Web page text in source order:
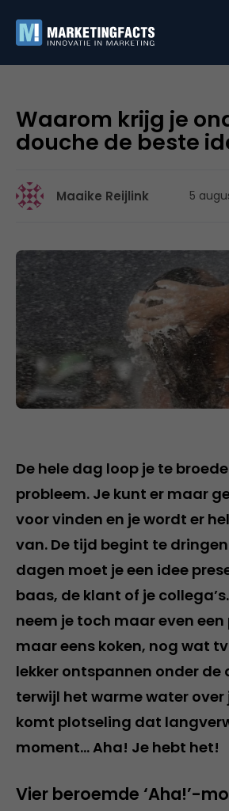
Waarom krijg je
douche de beste
Maaike Reijlink 5
De hele dag loop je te
probleem. Je kunt er maar
voor vinden en je wordt er
van. De tijd begint te
dagen moet je een idee
baas, de klant of je
neem je toch maar even een
maar eens koken, nog wat
lekker ontspannen onder de
terwijl het warme water
komt plotseling dat
moment… Aha! Je hebt het!
Vier beroemde ‘Aha!’-